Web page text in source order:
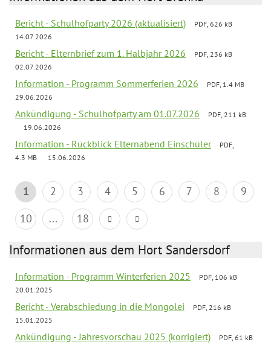
Bericht - Schulhofparty 2026 (aktualisiert)
PDF, 626 kB
14.07.2026
Bericht - Elternbrief zum 1. Halbjahr 2026
PDF, 236 kB
02.07.2026
Information - Programm Sommerferien 2026
PDF, 1.4 MB
29.06.2026
Ankündigung - Schulhofparty am 01.07.2026
PDF, 211 kB
19.06.2026
Information - Rückblick Elternabend Einschüler
PDF,
4.3 MB
15.06.2026
1 2 3 4 5 6 7 8
9
10
... 18
Informationen aus dem Hort Sandersdorf
Information - Programm Winterferien 2025
PDF, 106 kB
20.01.2025
Bericht - Verabschiedung in die Mongolei
PDF, 216 kB
15.01.2025
Ankündigung - Jahresvorschau 2025 (korrigiert)
PDF, 61 kB